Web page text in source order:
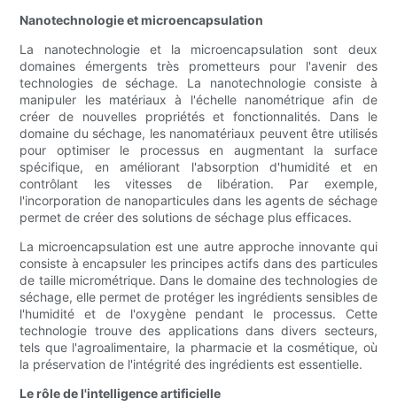
Nanotechnologie et microencapsulation
La nanotechnologie et la microencapsulation sont deux
domaines émergents très prometteurs pour l'avenir des
technologies de séchage. La nanotechnologie consiste à
manipuler les matériaux à l'échelle nanométrique afin de
créer de nouvelles propriétés et fonctionnalités. Dans le
domaine du séchage, les nanomatériaux peuvent être utilisés
pour optimiser le processus en augmentant la surface
spécifique, en améliorant l'absorption d'humidité et en
contrôlant les vitesses de libération. Par exemple,
l'incorporation de nanoparticules dans les agents de séchage
permet de créer des solutions de séchage plus efficaces.
La microencapsulation est une autre approche innovante qui
consiste à encapsuler les principes actifs dans des particules
de taille micrométrique. Dans le domaine des technologies de
séchage, elle permet de protéger les ingrédients sensibles de
l'humidité et de l'oxygène pendant le processus. Cette
technologie trouve des applications dans divers secteurs,
tels que l'agroalimentaire, la pharmacie et la cosmétique, où
la préservation de l'intégrité des ingrédients est essentielle.
Le rôle de l'intelligence artificielle